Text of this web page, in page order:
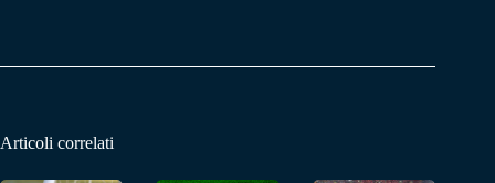
Articoli correlati